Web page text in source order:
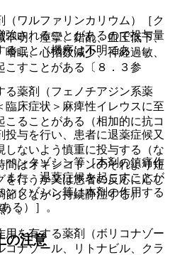
不明、痙攣、錯乱、血圧低下、
眠、心拍数減少、神経過敏、
こすことがある〔８．３参
与を行い、患者に退薬症候又
しないよう慎重に投与する（な
間はオキシコドンのそれより短
を行うか又は患者の反応に応じ
節しながら持続静注する）
〕。
の注意
ワルファリンカリウム）［ク
強されることがあるので投与量
ること（機序は不明であ
薬剤（フェノチアジン系薬
床症状＞麻痺性イレウスに至
こることがある（相加的に抗コ
ンタゾシン等［本剤の鎮痛作
また、退薬症候を起こすことが
タゾシン等は本剤の作用する
る）］。
を有する薬剤（ボリコナゾー
ナゾール、リトナビル、クラ